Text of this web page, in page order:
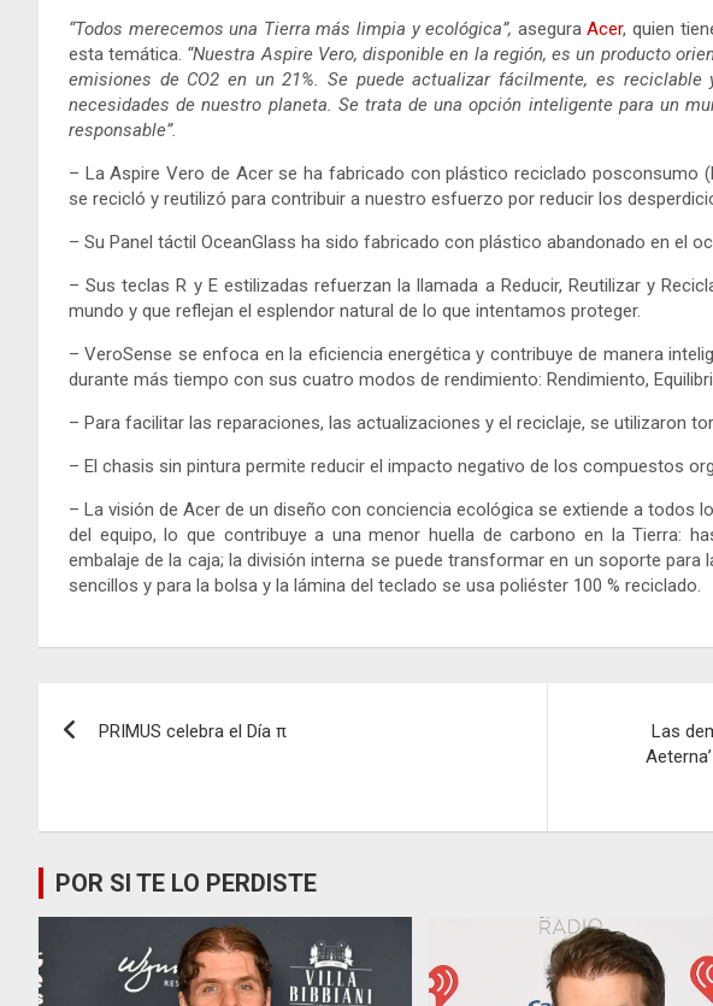
“Todos merecemos una Tierra más limpia y ecológica”, aseguraAcer, quien
esta temática. “Nuestra Aspire Vero, disponible en la región, es un producto
emisiones de CO2 en un 21%. Se puede actualizar fácilmente, es
necesidades de nuestro planeta. Se trata de una opción inteligente para un
responsable”.
– La Aspire Vero de Acer se ha fabricado con plástico reciclado posconsumo
se recicló y reutilizó para contribuir a nuestro esfuerzo por reducir los
– Su Panel táctil OceanGlass ha sido fabricado con plástico abandonado en el
– Sus teclas R y E estilizadas refuerzan la llamada a Reducir, Reutilizar y
mundo y que reflejan el esplendor natural de lo que intentamos proteger.
– VeroSense se enfoca en la eficiencia energética y contribuye de manera
durante más tiempo con sus cuatro modos de rendimiento: Rendimiento,
– Para facilitar las reparaciones, las actualizaciones y el reciclaje, se utilizaron
– El chasis sin pintura permite reducir el impacto negativo de los compuestos
– La visión de Acer de un diseño con conciencia ecológica se extiende a todos
del equipo, lo que contribuye a una menor huella de carbono en la Tierra:
embalaje de la caja; la división interna se puede transformar en un soporte
sencillos y para la bolsa y la lámina del teclado se usa poliéster 100 % reciclado.
PRIMUS celebra el Día π
Las
POR SI TE LO PERDISTE